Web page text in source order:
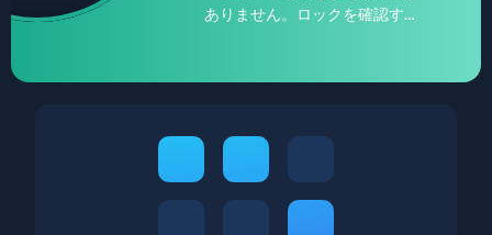
ありません。ロックを確認する
要があります。その後、ソフト
を変更してもロックされたまま
になります）。端末を返却する
クを解除できます。